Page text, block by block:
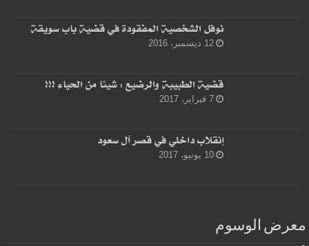
نوفل الشخصية المفقودة في قضية باب سويقة
12 ديسمبر، 2016
قضية الطبيبة والرضيع : شيئا من الحياء !!!
7 فبراير، 2017
إنقلاب داخلي في قصر آل سعود
10 يونيو، 2017
معرض الوسوم